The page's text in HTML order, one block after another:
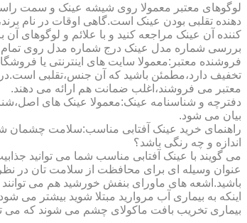
لوگوهای معتبر معمولا روی شیشه عینک و سمت راست
دهنده تقلبی بودن عینک است.گاهی اوقات در نام
کننده آن عینک مراجعه کنید و با علائم و لوگوهای
بررسی شماره مدل عینک درج شماره مدل روی تمام
فروشنده معتبر:معمولا سایت های اینترنتی یا
تخفیف دارد،مطمئن باشید که آن جنس،تقلبی
معتبر می فروشند،اغلب ضمانت هم ارائه می دهند.
دفترچه و شناسنامه عینک:معمولا عینک های
بیان می شود.
راهنمای خرید عینک آفتابی مناسب:سلامت چشمان
اندازه و چه رنگی باشد؟
می گویند با عینک آفتابی مناسب شما می توانید
عنوان وسیله ای برای محافظت از سلامت تان در نظر
باشید.اشعه های ماورای بنفش خورشید هم می
اینکه به بیماری آب مروارید مبتلا شوید بیشتر
بیماری تخریب بافت ماکولای چشم می شوند که می